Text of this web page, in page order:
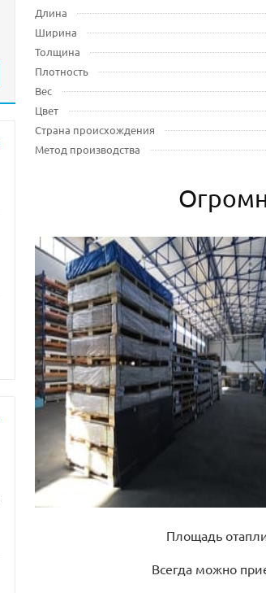
Длина
Ширина
Толщина
Плотность
Вес
Цвет
Страна происхождения
Метод производства
Площадь
Всегда можно